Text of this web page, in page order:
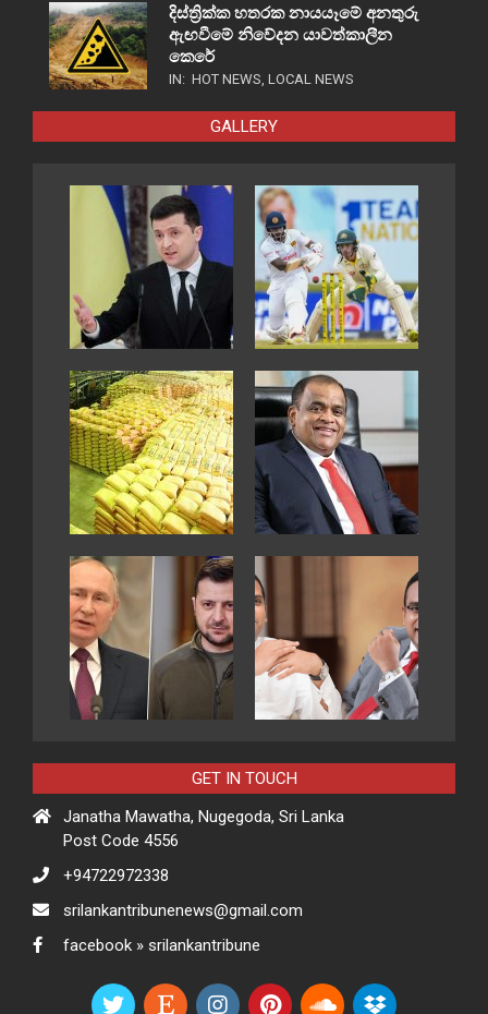
දිස්ත්‍රික්ක හතරක නායයෑමේ අනතුරු
ඇඟවීමේ නිවේදන යාවත්කාලීන
කෙරේ
IN: HOT NEWS, LOCAL NEWS
GALLERY
GET IN TOUCH
Janatha Mawatha, Nugegoda, Sri Lanka
Post Code 4556
+94722972338
srilankantribunenews@gmail.com
facebook » srilankantribune